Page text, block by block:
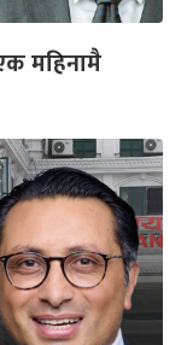
महिनामै